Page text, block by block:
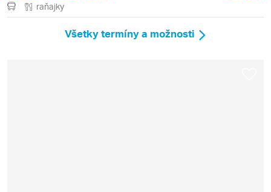
raňajky
Všetky termíny a možnosti